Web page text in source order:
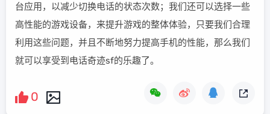
台应用，以减少切换电话的状态次数；我们还可以选择一些
高性能的游戏设备，来提升游戏的整体体验，只要我们合理
利用这些问题，并且不断地努力提高手机的性能，那么我们
就可以享受到电话奇迹sf的乐趣了。
0